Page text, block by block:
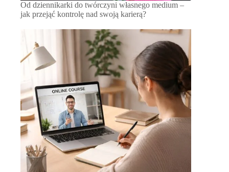
Od dziennikarki do twórczyni własnego medium –
jak przejąć kontrolę nad swoją karierą?